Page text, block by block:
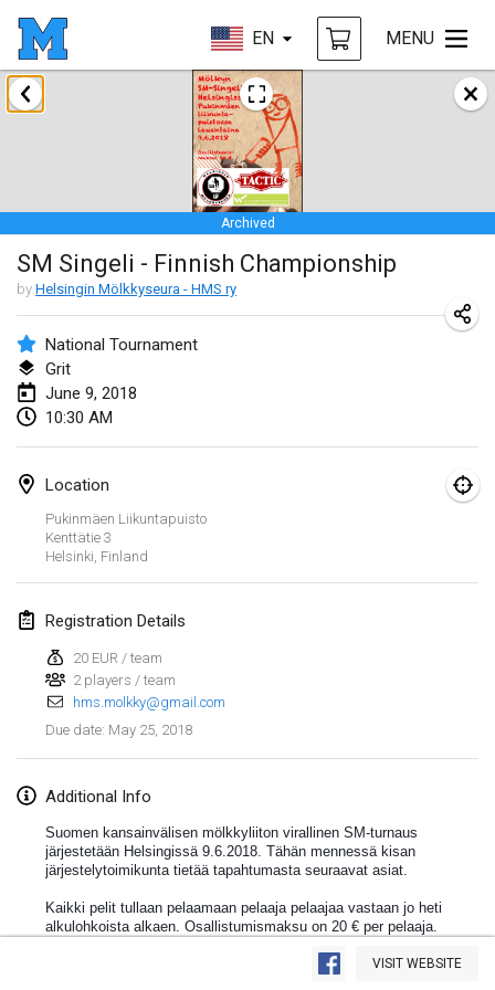
EN MENU
View list
Archived
SM Singeli - Finnish Championship
by Helsingin Mölkkyseura - HMS ry
National Tournament
Grit
June 9, 2018
10:30 AM
Location
Pukinmäen Liikuntapuisto
Kenttätie 3
Helsinki Finland
Registration Details
20 EUR / team
2 players / team
hms.molkky@gmail.com
Due date: May 25, 2018
Additional Info
Suomen kansainvälisen mölkkyliiton virallinen SM-turnaus
järjestetään Helsingissä 9.6.2018. Tähän mennessä kisan
järjestelytoimikunta tietää tapahtumasta seuraavat asiat.
Kaikki pelit tullaan pelaamaan pelaaja pelaajaa vastaan jo heti
alkulohkoista alkaen. Osallistumismaksu on 20 € per pelaaja.
http://helsinginmolkkyseura.weebly.comVISIT WEBSITE
January 2018
Open des rois de Mölkky
France
Individuel du Garo
Jan 21, 2018|France
Tournoi d'Hiver
Jan 27, 2018|France
Tournoi de Mölkky - Lesfous Dubâtonvaigeois
Jan 27, 2018
February 2018
Lumi Mölkky
Feb 3, 2018
Feb 10, 2018|France
Faschings-Mölkky
Feb 11, 2018|Germany
Feb 24, 2018
SM HalliMölkky - Finnish Championship
Feb 24, 2018|Finland
Tournoi de l'ASSER